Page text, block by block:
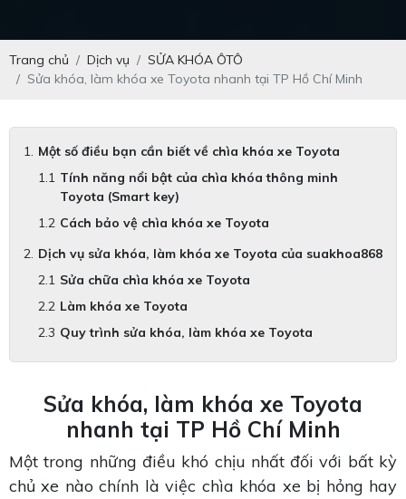
Trang chủ Dịch vụ
SỬA KHÓA ÔTÔ
Sửa khóa, làm khóa xe Toyota nhanh tại TP Hồ Chí Minh
Một số điều bạn cần biết về chìa khóa xe Toyota
Tính năng nổi bật của chìa khóa thông minh
Toyota (Smart key)
Cách bảo vệ chìa khóa xe Toyota
Dịch vụ sửa khóa, làm khóa xe Toyota của suakhoa868
Sửa chữa chìa khóa xe Toyota
Làm khóa xe Toyota
Quy trình sửa khóa, làm khóa xe Toyota
Sửa khóa, làm khóa xe Toyota
nhanh tại TP Hồ Chí Minh
Một trong những điều khó chịu nhất đối với bất kỳ
chủ xe nào chính là việc chìa khóa xe bị hỏng hay